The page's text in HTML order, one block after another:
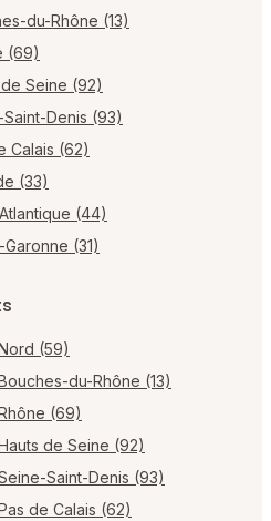
du-Rhône (13)
(69)
Seine (92)
Denis (93)
Calais (62)
(33)
(44)
(31)
(59)
du-Rhône (13)
(69)
de Seine (92)
Saint-Denis (93)
de Calais (62)